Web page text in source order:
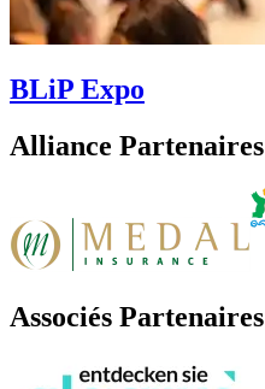
BLiP Expo
Alliance Partenaires
Associés Partenaires